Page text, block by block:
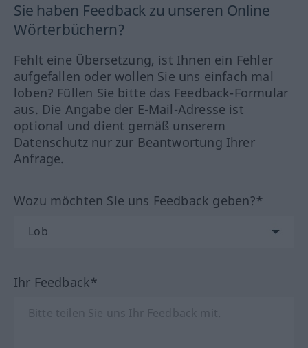
Sie haben Feedback zu unseren Online
Wörterbüchern?
Fehlt eine Übersetzung, ist Ihnen ein Fehler
aufgefallen oder wollen Sie uns einfach mal
loben? Füllen Sie bitte das Feedback-Formular
aus. Die Angabe der E-Mail-Adresse ist
optional und dient gemäß unserem
Datenschutz nur zur Beantwortung Ihrer
Anfrage.
Wozu möchten Sie uns Feedback geben?*
Ihr Feedback*